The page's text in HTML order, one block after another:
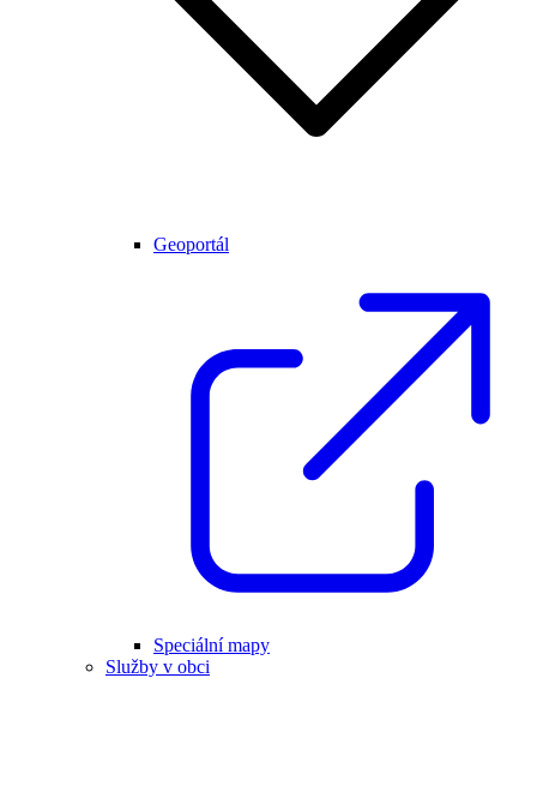
Geoportál
Speciální mapy
Služby v obci